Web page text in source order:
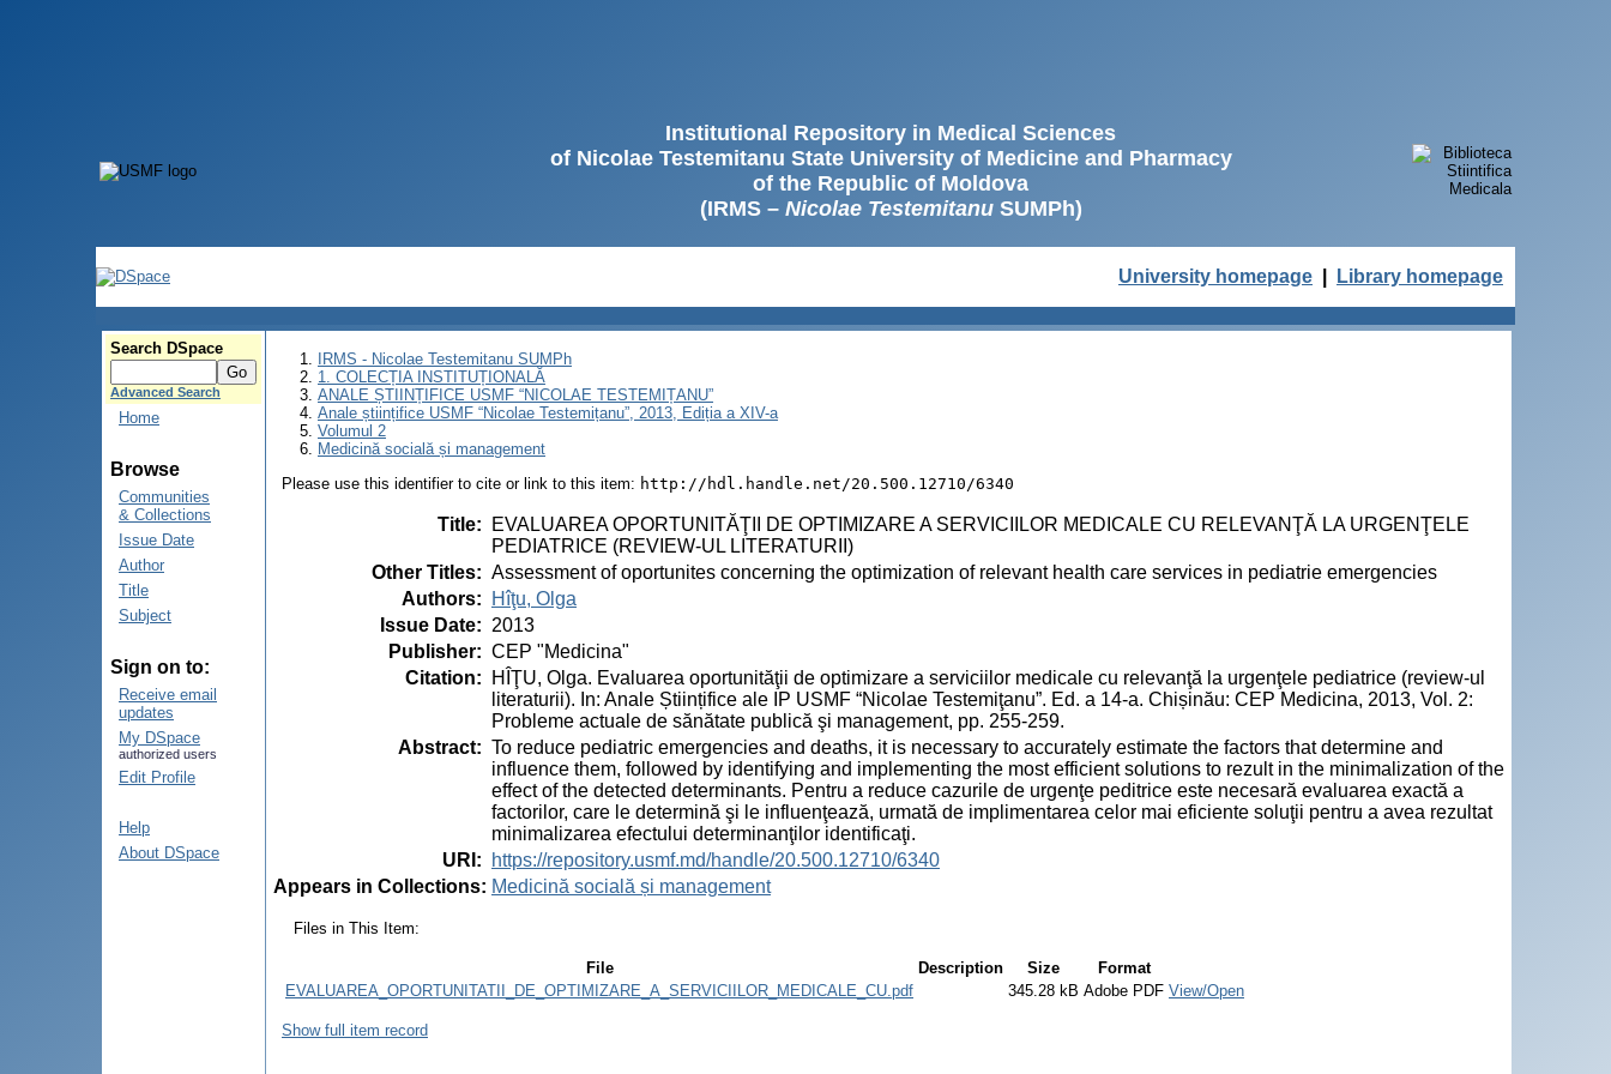
Institutional Repository in Medical Sciences
of Nicolae Testemitanu State University of Medicine and Pharmacy
of the Republic of Moldova
(IRMS – Nicolae TestemitanuSUMPh)
University homepage Library homepage
Search DSpace
Advanced Search
Home
Browse
Communities
& Collections
Issue Date
Author
Title
Subject
Sign on to:
Receive email
updates
My DSpace
authorized users
Edit Profile
Help
About DSpace
IRMS - Nicolae Testemitanu SUMPh
1. COLECȚIA INSTITUȚIONALĂ
ANALE ȘTIINȚIFICE USMF “NICOLAE TESTEMIȚANU”
Anale științifice USMF “Nicolae Testemițanu”, 2013, Ediția a XIV-a
Volumul 2
Medicină socială și management
Please use this identifier to cite or link to this item: http://hdl.handle.net/20.500.12710/6340
Title:
EVALUAREA OPORTUNITĂŢII DE OPTIMIZARE A SERVICIILOR MEDICALE CU RELEVANŢĂ LA URGENŢELE
PEDIATRICE (REVIEW-UL LITERATURII)
Other Titles: Assessment of oportunites concerning the optimization of relevant health care services in pediatrie emergencies
Authors:
Hîţu, Olga
Issue Date: 2013
Publisher: CEP "Medicina"
Citation:
HÎŢU, Olga. Evaluarea oportunităţii de optimizare a serviciilor medicale cu relevanţă la urgenţele pediatrice (review-ul
literaturii). In: Anale Științifice ale IP USMF “Nicolae Testemiţanu”. Ed. a 14-a. Chișinău: CEP Medicina, 2013, Vol. 2:
Probleme actuale de sănătate publică şi management, pp. 255-259.
Abstract: To reduce pediatric emergencies and deaths, it is necessary to accurately estimate the factors that determine and
influence them, followed by identifying and implementing the most efficient solutions to rezult in the minimalization of the
effect of the detected determinants. Pentru a reduce cazurile de urgenţe peditrice este necesară evaluarea exactă a
factorilor, care le determină şi le influenţează, urmată de implimentarea celor mai eficiente soluţii pentru a avea rezultat
minimalizarea efectului determinanţilor identificaţi.
URI :
https://repository.usmf.md/handle/20.500.12710/6340
Appears in Collections: Medicină socială și management
Files in This Item:
File Description Size
Format
EVALUAREA_OPORTUNITATII_DE_OPTIMIZARE_A_SERVICIILOR_MEDICALE_CU.pdf
345.28 kB Adobe PDF View/Open
Show full item record